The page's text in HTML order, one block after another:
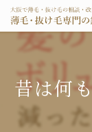
昔は何